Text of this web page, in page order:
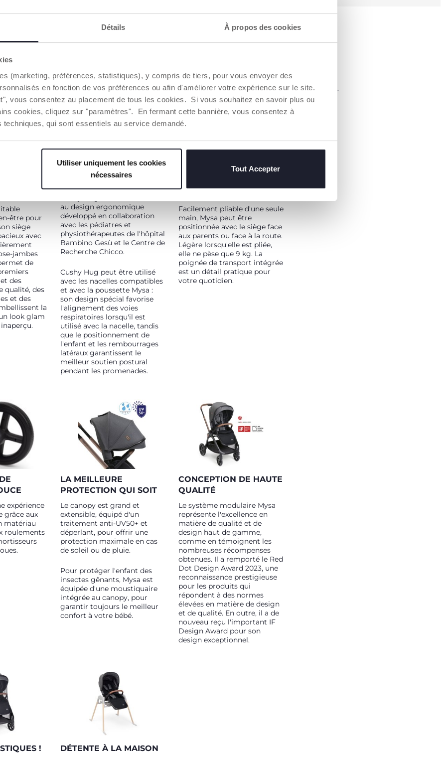
Détails À propos des cookies
(marketing, préférences, statistiques), y compris de tiers, pour vous envoyer des
en fonction de vos préférences ou afin d'améliorer votre expérience sur le site.
vous consentez au placement de tous les cookies. Si vous souhaitez en savoir plus ou
cookies, cliquez sur "paramètres". En fermant cette bannière, vous consentez à
techniques, qui sont essentiels au service demandé.
Utiliser uniquement les cookies
nécessaires
Tout Accepter
CARACTÉRISTIQUES DU PRODUIT
POUSSETTE NACELLE SIÈGE-AUTO
être pour
siège
avec
jambes
de
des
qualité, des
et des
la
look glam
au design ergonomique
développé en collaboration
avec les pédiatres et
physiothérapeutes de l'hôpital
Bambino Gesù et le Centre de
Recherche Chicco.
Cushy Hug peut être utilisé
avec les nacelles compatibles
et avec la poussette Mysa :
son design spécial favorise
l'alignement des voies
respiratoires lorsqu'il est
utilisé avec la nacelle, tandis
que le positionnement de
l'enfant et les rembourrages
latéraux garantissent le
meilleur soutien postural
pendant les promenades.
Facilement pliable d'une seule
main, Mysa peut être
positionnée avec le siège face
aux parents ou face à la route.
Légère lorsqu'elle est pliée,
elle ne pèse que 9 kg. La
poignée de transport intégrée
est un détail pratique pour
votre quotidien.
expérience
grâce aux
matériau
roulements
LA MEILLEURE
PROTECTION QUI SOIT
Le canopy est grand et
extensible, équipé d'un
traitement anti-UV50+ et
déperlant, pour offrir une
protection maximale en cas
de soleil ou de pluie.
Pour protéger l'enfant des
insectes gênants, Mysa est
équipée d'une moustiquaire
intégrée au canopy, pour
garantir toujours le meilleur
confort à votre bébé.
CONCEPTION DE HAUTE
QUALITÉ
Le système modulaire Mysa
représente l'excellence en
matière de qualité et de
design haut de gamme,
comme en témoignent les
nombreuses récompenses
obtenues. Il a remporté le Red
Dot Design Award 2023, une
reconnaissance prestigieuse
pour les produits qui
répondent à des normes
élevées en matière de design
et de qualité. En outre, il a de
nouveau reçu l'important IF
Design Award pour son
design exceptionnel.
! DÉTENTE À LA MAISON